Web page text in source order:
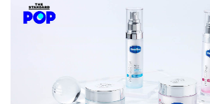
ทำความสะอาดผิวหน้า: เริ่มต้นด้วย
สะอาดผิวหน้าให้หมดจด เพื่อขจัดสิ่ง
สำอาง และความมันส่วนเกิน
บำรุงผิวตามปกติ: ลงผลิตภัณฑ์บำรุ
ปกติของคุณ เช่น โทนเนอร์ เซรั่ม แ
เซอร์